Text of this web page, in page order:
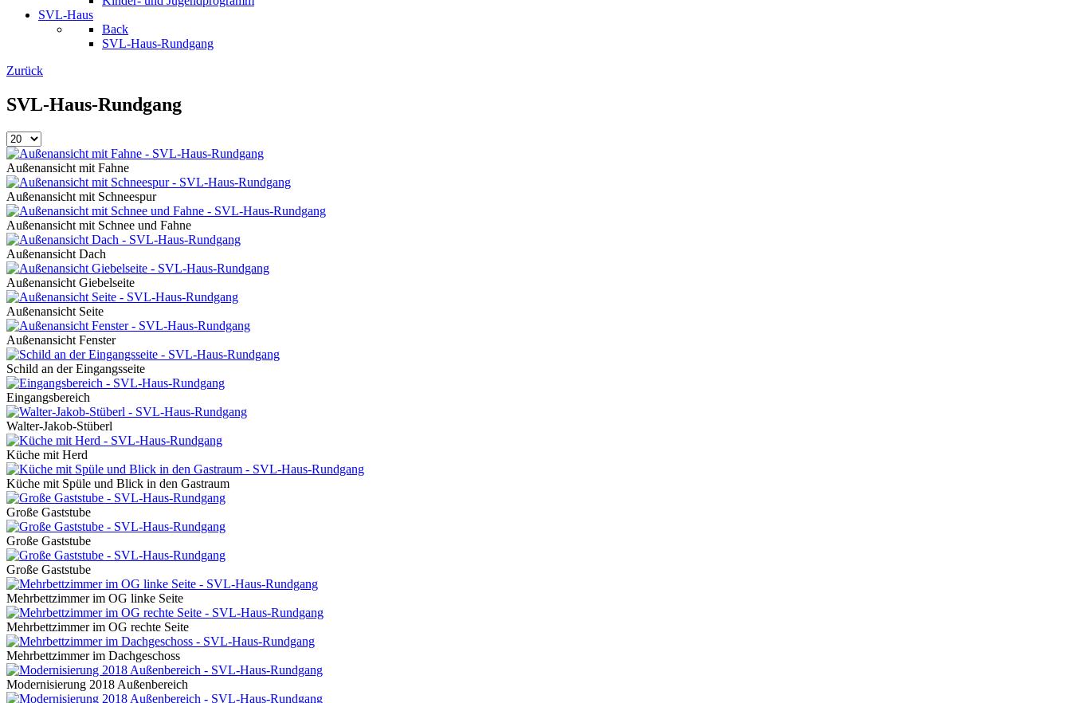
SVL-Haus
Back
SVL-Haus-Rundgang
Zurück
SVL-Haus-Rundgang
Außenansicht mit Fahne
Außenansicht mit Schneespur
Außenansicht mit Schnee und Fahne
Außenansicht Dach
Außenansicht Giebelseite
Außenansicht Seite
Außenansicht Fenster
Schild an der Eingangsseite
Eingangsbereich
Walter-Jakob-Stüberl
Küche mit Herd
Küche mit Spüle und Blick in den Gastraum
Große Gaststube
Große Gaststube
Große Gaststube
Mehrbettzimmer im OG linke Seite
Mehrbettzimmer im OG rechte Seite
Mehrbettzimmer im Dachgeschoss
Modernisierung 2018 Außenbereich